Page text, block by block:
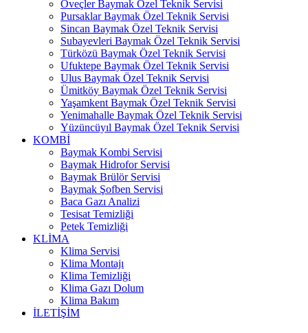
Öveçler Baymak Özel Teknik Servisi
Pursaklar Baymak Özel Teknik Servisi
Sincan Baymak Özel Teknik Servisi
Subayevleri Baymak Özel Teknik Servisi
Türközü Baymak Özel Teknik Servisi
Ufuktepe Baymak Özel Teknik Servisi
Ulus Baymak Özel Teknik Servisi
Ümitköy Baymak Özel Teknik Servisi
Yaşamkent Baymak Özel Teknik Servisi
Yenimahalle Baymak Özel Teknik Servisi
Yüzüncüyıl Baymak Özel Teknik Servisi
KOMBİ
Baymak Kombi Servisi
Baymak Hidrofor Servisi
Baymak Brülör Servisi
Baymak Şofben Servisi
Baca Gazı Analizi
Tesisat Temizliği
Petek Temizliği
KLİMA
Klima Servisi
Klima Montajı
Klima Temizliği
Klima Gazı Dolum
Klima Bakım
İLETİŞİM